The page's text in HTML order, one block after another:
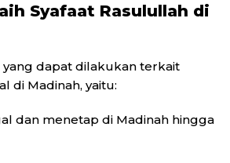
Syafaat Rasulullah di
dapat dilakukan terkait
di Madinah, yaitu:
dan menetap di Madinah hingga